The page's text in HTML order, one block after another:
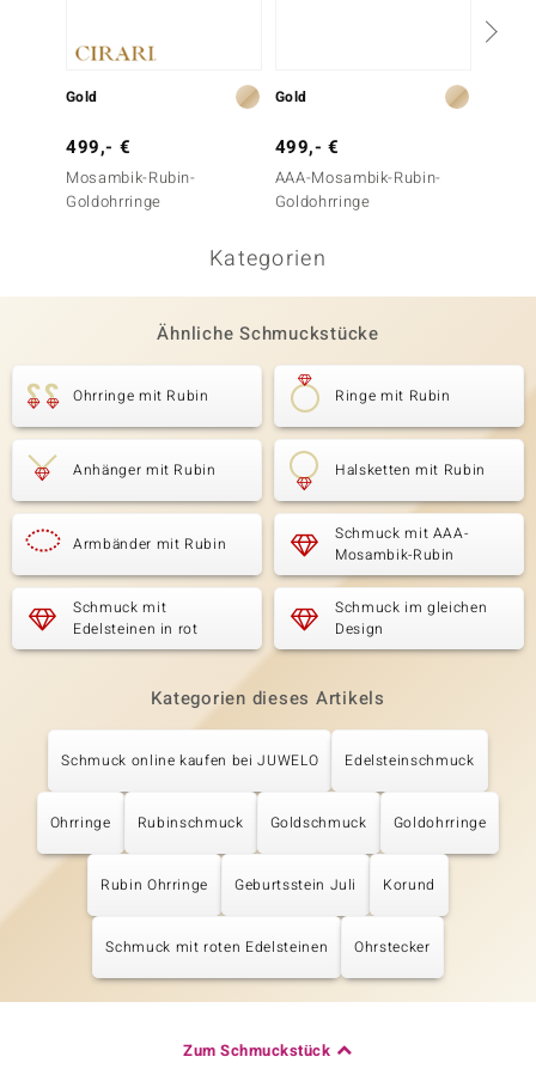
Gold
499,- €
Mosambik-Rubin-
Goldohrringe
Gold
499,- €
AAA-Mosambik-Rubin-
Goldohrringe
Kategorien
Ähnliche Schmuckstücke
Ohrringe mit Rubin Ringe mit Rubin
Anhänger mit Rubin Halsketten mit Rubin
Armbänder mit Rubin
Schmuck mit AAA-
Mosambik-Rubin
Schmuck mit
Edelsteinen in rot
Schmuck im gleichen
Design
Kategorien dieses Artikels
Schmuck online kaufen bei JUWELO Edelsteinschmuck
Ohrringe Rubinschmuck Goldschmuck Goldohrringe
Rubin Ohrringe Geburtsstein Juli Korund
Schmuck mit roten Edelsteinen Ohrstecker
Zum Schmuckstück